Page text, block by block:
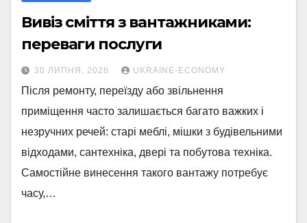
Вивіз сміття з вантажниками:
переваги послуги
30 ЛИПНЯ, 2026 UKRAINE-ECONOMY
Після ремонту, переїзду або звільнення
приміщення часто залишається багато важких і
незручних речей: старі меблі, мішки з будівельними
відходами, сантехніка, двері та побутова техніка.
Самостійне винесення такого вантажу потребує
часу,…